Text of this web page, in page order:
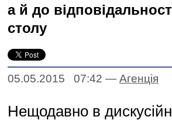
а й до
столу
05.05.2015 07:42 — Агенцiя
Нещодавно в